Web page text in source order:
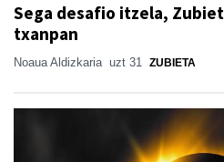
Sega desafio itzela,
txanpan
Noaua Aldizkaria uzt 31 ZUBIETA